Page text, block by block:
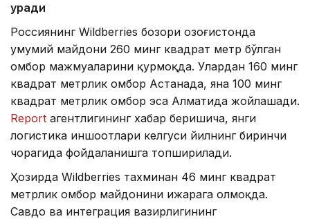
қуради
Россиянинг Wildberries бозори Қозоғистонда
умумий майдони 260 минг квадрат метр бўлган
омбор мажмуаларини қурмоқда. Улардан 160 минг
квадрат метрлик омбор Астанада, яна 100 минг
квадрат метрлик омбор эса Алматида жойлашади.
Report агентлигининг хабар беришича, янги
логистика иншоотлари келгуси йилнинг биринчи
чорагида фойдаланишга топширилади.
Ҳозирда Wildberries тахминан 46 минг квадрат
метрлик омбор майдонини ижарага олмоқда.
Савдо ва интеграция вазирлигининг